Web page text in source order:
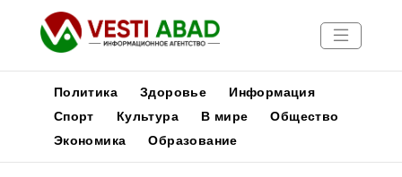
Новости
Политика Здоровье
Информация
Спорт
Культура В мире
Общество
Экономика
Образование